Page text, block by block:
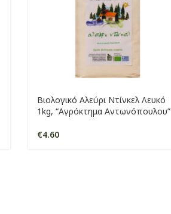
Βιολογικό Αλεύρι Ντίνκελ Λευκό
1kg, “Αγρόκτημα Αντωνόπουλου”
€4.60